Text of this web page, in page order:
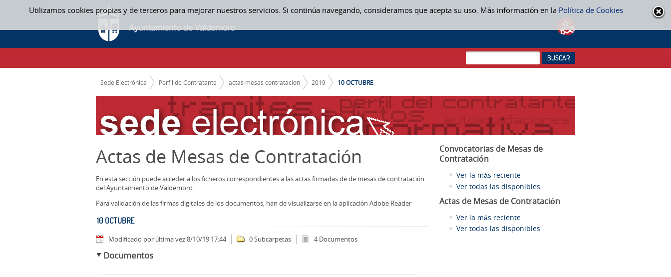
Utilizamos cookies propias y de terceros para mejorar nuestros servicios. Si continúa navegando, consideramos que acepta su uso. Más información en la Política de Cookies
Saltar al contenido
10 OCTUBRE - ACTAS MESAS CONTRATACION
CAMINO DE MIGAS
Sede Electrónica Perfil de Contratante actas mesas contratacion 2019 10 OCTUBRE
Actas de Mesas de Contratación
En esta sección puede acceder a los ficheros correspondientes a las actas firmadas de de mesas de contratación
del Ayuntamiento de Valdemoro.
Para validación de las firmas digitales de los documentos, han de visualizarse en la aplicación Adobe Reader
10 OCTUBRE
Modificado por última vez 8/10/19 17:44 0 Subcarpetas 4 Documentos
Documentos
Convocatorias de Mesas de
Contratación
Ver la más reciente
Ver todas las disponibles
Actas de Mesas de Contratación
Ver la más reciente
Ver todas las disponibles